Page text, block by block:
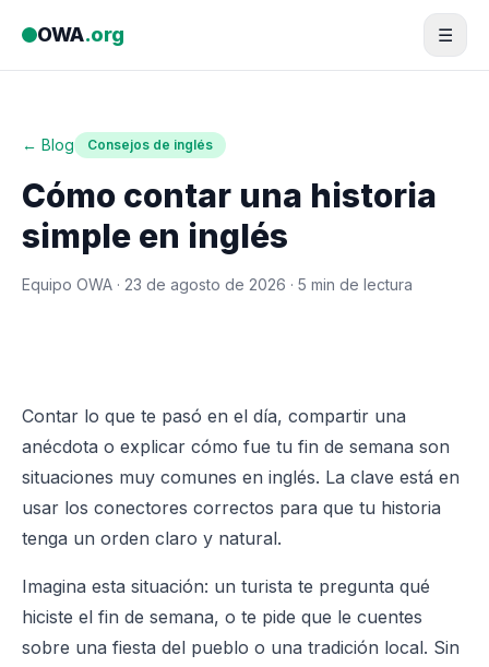
OWA.org ☰
← Blog Consejos de inglés
Cómo contar una historia
simple en inglés
Equipo OWA · 23 de agosto de 2026 · 5 min de lectura
Contar lo que te pasó en el día, compartir una
anécdota o explicar cómo fue tu fin de semana son
situaciones muy comunes en inglés. La clave está en
usar los conectores correctos para que tu historia
tenga un orden claro y natural.
Imagina esta situación: un turista te pregunta qué
hiciste el fin de semana, o te pide que le cuentes
sobre una fiesta del pueblo o una tradición local. Sin